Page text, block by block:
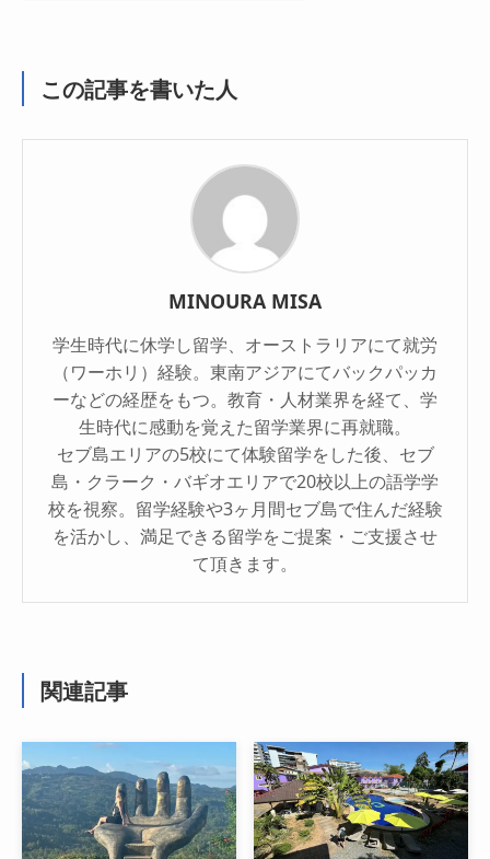
この記事を書いた人
MINOURA MISA
学生時代に休学し留学、オーストラリアにて就労
（ワーホリ）経験。東南アジアにてバックパッカ
ーなどの経歴をもつ。教育・人材業界を経て、学
生時代に感動を覚えた留学業界に再就職。
セブ島エリアの5校にて体験留学をした後、セブ
島・クラーク・バギオエリアで20校以上の語学学
校を視察。留学経験や3ヶ月間セブ島で住んだ経験
を活かし、満足できる留学をご提案・ご支援させ
て頂きます。
関連記事